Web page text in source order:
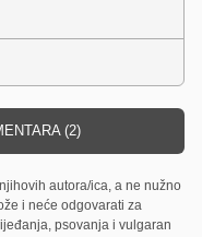
(2)
autora/ica, a ne nužno
i neće odgovarati za
psovanja i vulgaran